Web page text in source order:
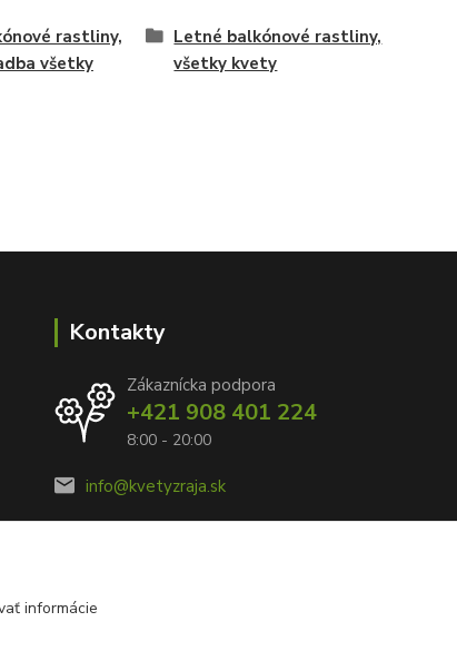
rastliny,
všetky
Letné balkónové rastliny,
všetky kvety
Kontakty
Zákaznícka podpora
+421 908 401 224
8:00 - 20:00
info@kvetyzraja.sk
informácie